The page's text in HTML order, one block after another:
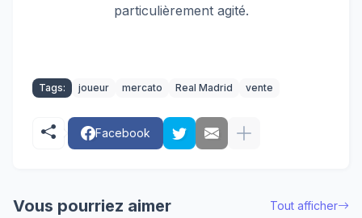
particulièrement agité.
Tags: joueur mercato Real Madrid vente
Facebook
Vous pourriez aimer Tout afficher